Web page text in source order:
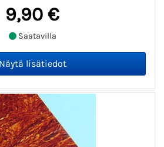
9,90 €
Saatavilla